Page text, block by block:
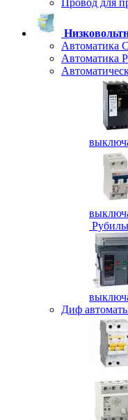
Провод для
Автоматика
Автоматика
Диф